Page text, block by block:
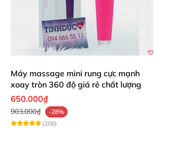
Máy massage mini rung cực mạnh
xoay tròn 360 độ giá rẻ chất lượng
650.000₫
903.000₫
-28%
(206)